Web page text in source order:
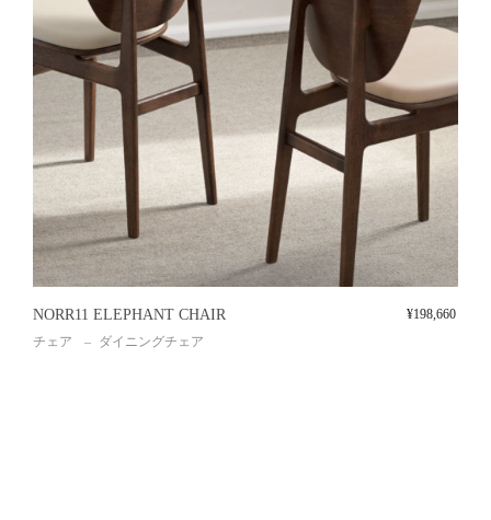
NORR11 ELEPHANT CHAIR
チェア ダイニングチェア
¥198,660